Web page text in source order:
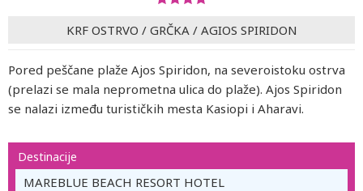
KRF OSTRVO / GRČKA / AGIOS SPIRIDON
Pored peščane plaže Ajos Spiridon, na severoistoku ostrva
(prelazi se mala neprometna ulica do plaže). Ajos Spiridon
se nalazi između turističkih mesta Kasiopi i Aharavi.
Destinacije
MAREBLUE BEACH RESORT HOTEL